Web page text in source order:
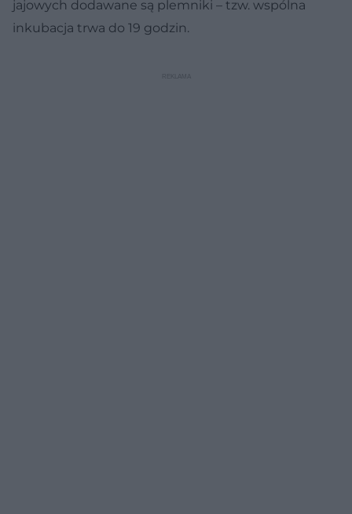
jajowych dodawane są plemniki – tzw. wspólna
inkubacja trwa do 19 godzin.